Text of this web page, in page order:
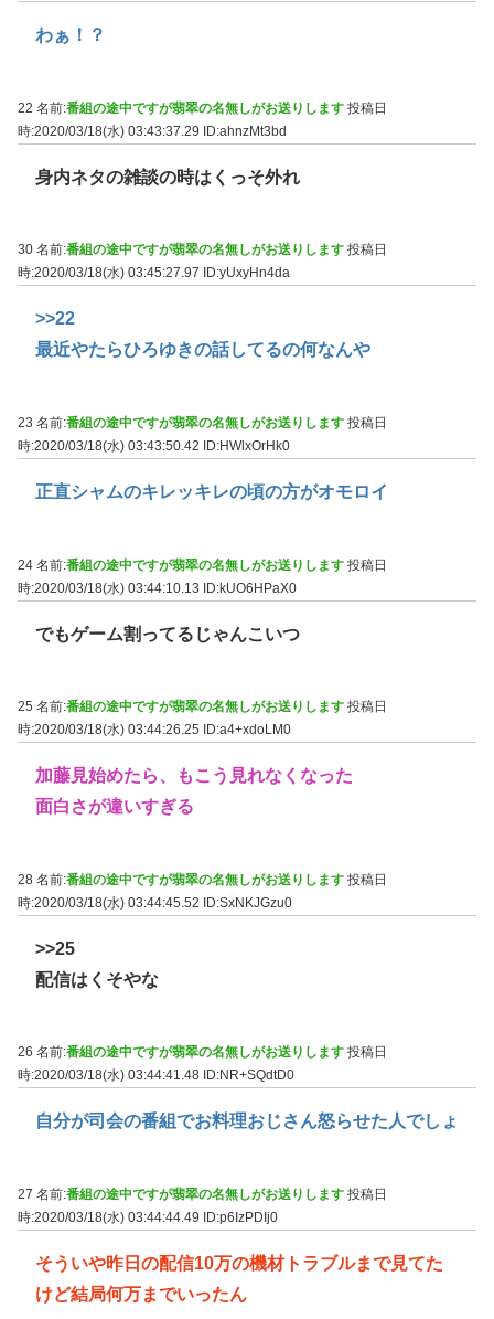
わぁ！？
22 名前:番組の途中ですが翡翠の名無しがお送りします 投稿日
時:2020/03/18(水) 03:43:37.29 ID:ahnzMt3bd
身内ネタの雑談の時はくっそ外れ
30 名前:番組の途中ですが翡翠の名無しがお送りします 投稿日
時:2020/03/18(水) 03:45:27.97
ID:yUxyHn4da
>>22
最近やたらひろゆきの話してるの何なんや
23 名前:番組の途中ですが翡翠の名無しがお送りします 投稿日
時:2020/03/18(水) 03:43:50.42
ID:HWlxOrHk0
正直シャムのキレッキレの頃の方がオモロイ
24 名前:番組の途中ですが翡翠の名無しがお送りします 投稿日
時:2020/03/18(水) 03:44:10.13 ID:kUO6HPaX0
でもゲーム割ってるじゃんこいつ
25 名前:番組の途中ですが翡翠の名無しがお送りします 投稿日
時:2020/03/18(水) 03:44:26.25
ID:a4+xdoLM0
加藤見始めたら、もこう見れなくなった
面白さが違いすぎる
28 名前:番組の途中ですが翡翠の名無しがお送りします 投稿日
時:2020/03/18(水) 03:44:45.52 ID:SxNKJGzu0
>>25
配信はくそやな
26 名前:番組の途中ですが翡翠の名無しがお送りします 投稿日
時:2020/03/18(水) 03:44:41.48 ID:NR+SQdtD0
自分が司会の番組でお料理おじさん怒らせた人でしょ
27 名前:番組の途中ですが翡翠の名無しがお送りします 投稿日
時:2020/03/18(水) 03:44:44.49
ID:p6IzPDIj0
そういや昨日の配信10万の機材トラブルまで見てた
けど結局何万までいったん